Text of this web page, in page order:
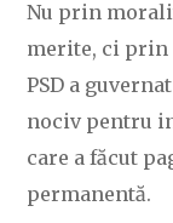
Nu prin
merite, ci prin
PSD a
nociv pentru
care a făcut
permanentă.